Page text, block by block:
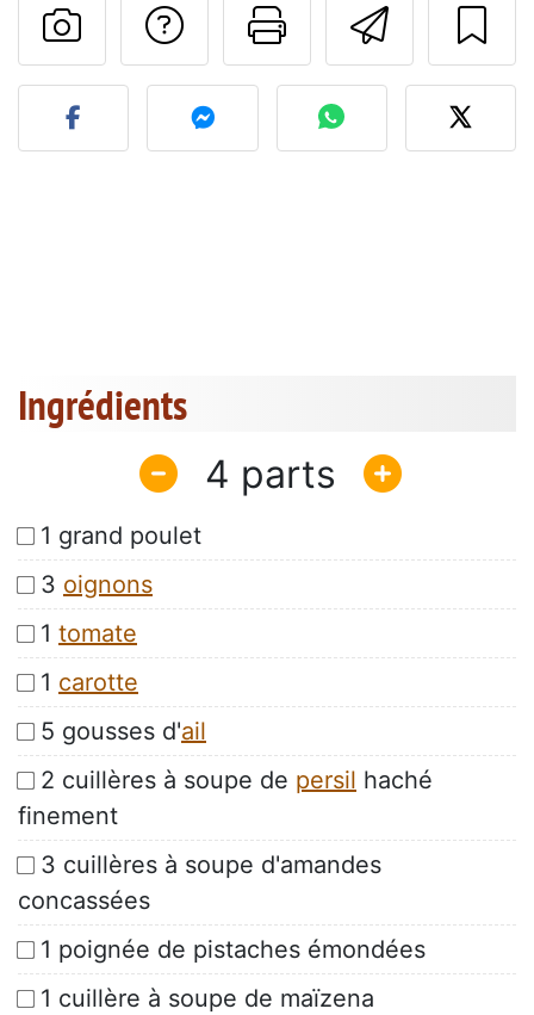
Imprimer
Poser une
Publier votre photo de
Ingrédients
4
1 grand poulet
3 oignons
1 tomate
1 carotte
5 gousses d'ail
2 cuillères à soupe de persil haché
finement
3 cuillères à soupe d'amandes
concassées
1 poignée de pistaches émondées
1 cuillère à soupe de maïzena